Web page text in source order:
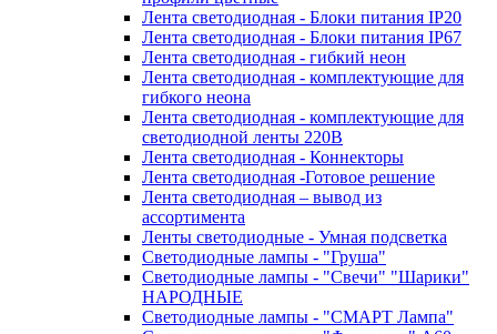
Лента светодиодная - Блоки питания IP20
Лента светодиодная - Блоки питания IP67
Лента светодиодная - гибкий неон
Лента светодиодная - комплектующие для
гибкого неона
Лента светодиодная - комплектующие для
светодиодной ленты 220В
Лента светодиодная - Коннекторы
Лента светодиодная -Готовое решение
Лента светодиодная – вывод из
ассортимента
Ленты светодиодные - Умная подсветка
Светодиодные лампы - "Груша"
Светодиодные лампы - "Свечи" "Шарики"
НАРОДНЫЕ
Светодиодные лампы - "СМАРТ Лампа"